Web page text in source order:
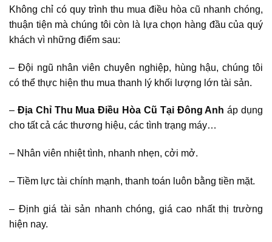
Không chỉ có quy trình thu mua điều hòa cũ nhanh chóng,
thuận tiện mà chúng tôi còn là lựa chọn hàng đầu của quý
khách vì những điểm sau:
– Đội ngũ nhân viên chuyên nghiệp, hùng hậu, chúng tôi
có thể thực hiện thu mua thanh lý khối lượng lớn tài sản.
– Địa Chỉ Thu Mua Điều Hòa Cũ Tại Đông Anh áp dụng
cho tất cả các thương hiệu, các tình trạng máy…
– Nhân viên nhiệt tình, nhanh nhẹn, cởi mở.
– Tiềm lực tài chính mạnh, thanh toán luôn bằng tiền mặt.
– Định giá tài sản nhanh chóng, giá cao nhất thị trường
hiện nay.